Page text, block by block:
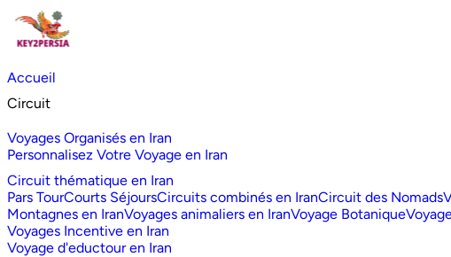
Accueil
Circuit
Voyages Organisés en Iran
Personnalisez Votre Voyage en Iran
Circuit thématique en Iran
Pars TourCourts SéjoursCircuits combinés en IranCircuit des Nomads
Montagnes en IranVoyages animaliers en IranVoyage Botanique
Voyages Incentive en Iran
Voyage d'eductour en Iran